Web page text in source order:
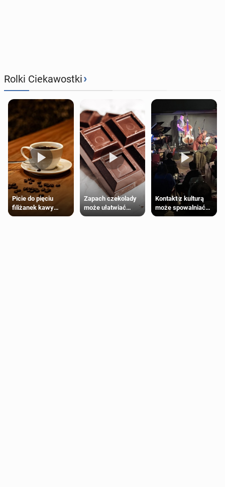
Rolki Ciekawostki›
Picie do pięciu
filiżanek kawy
dziennie jest
Zapach czekolady
może ułatwiać
trening siłowy
Kontakt z kulturą
może spowalniać
starzenie